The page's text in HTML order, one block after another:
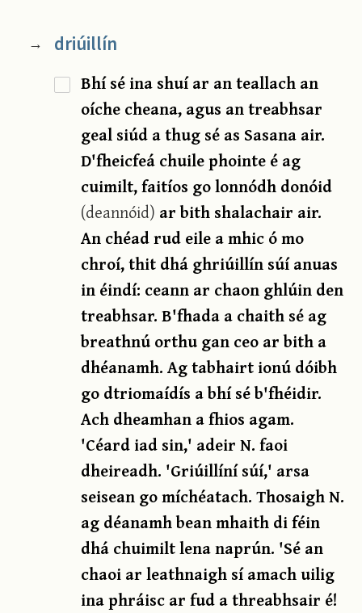
→ driúillín
Bhí sé ina shuí ar an teallach an
oíche cheana, agus an treabhsar
geal siúd a thug sé as Sasana air.
D'fheicfeá chuile phointe é ag
cuimilt, faitíos go lonnódh donóid
(deannóid) ar bith shalachair air.
An chéad rud eile a mhic ó mo
chroí, thit dhá ghriúillín súí anuas
in éindí: ceann ar chaon ghlúin den
treabhsar. B'fhada a chaith sé ag
breathnú orthu gan ceo ar bith a
dhéanamh. Ag tabhairt ionú dóibh
go dtriomaídís a bhí sé b'fhéidir.
Ach dheamhan a fhios agam.
'Céard iad sin,' adeir N. faoi
dheireadh. 'Griúillíní súí,' arsa
seisean go míchéatach. Thosaigh N.
ag déanamh bean mhaith di féin
dhá chuimilt lena naprún. 'Sé an
chaoi ar leathnaigh sí amach uilig
ina phráisc ar fud a threabhsair é!